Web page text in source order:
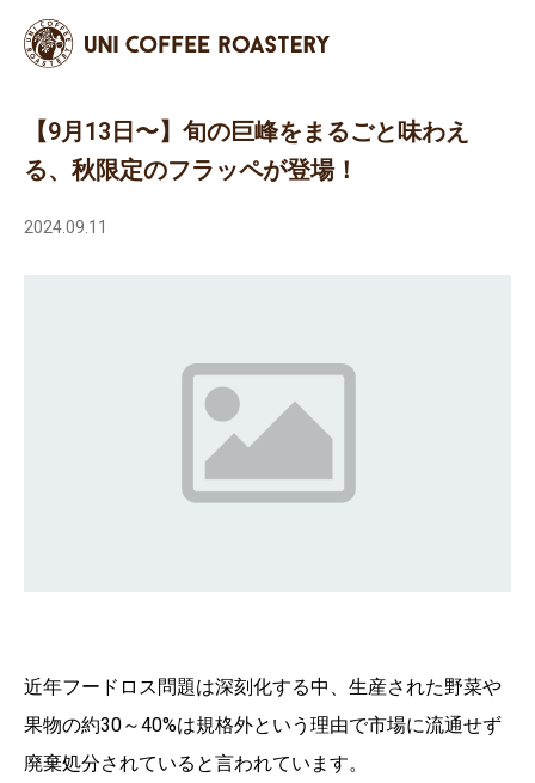
【9月13日〜】旬の巨峰をまるごと味わえ
る、秋限定のフラッペが登場！
2024.09.11
近年フードロス問題は深刻化する中、生産された野菜や
果物の約30～40%は規格外という理由で市場に流通せず
廃棄処分されていると言われています。